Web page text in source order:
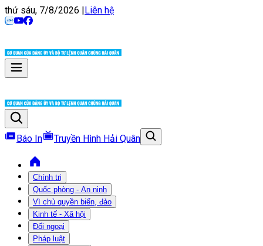
thứ sáu, 7/8/2026 |Liên hệ
Báo In Truyền Hình Hải Quân
Chính trị
Quốc phòng - An ninh
Vì chủ quyền biển, đảo
Kinh tế - Xã hội
Đối ngoại
Pháp luật